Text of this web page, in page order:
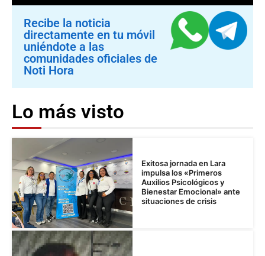
Recibe la noticia
directamente en tu móvil
uniéndote a las
comunidades oficiales de
Noti Hora
Lo más visto
Exitosa jornada en Lara
impulsa los «Primeros
Auxilios Psicológicos y
Bienestar Emocional» ante
situaciones de crisis